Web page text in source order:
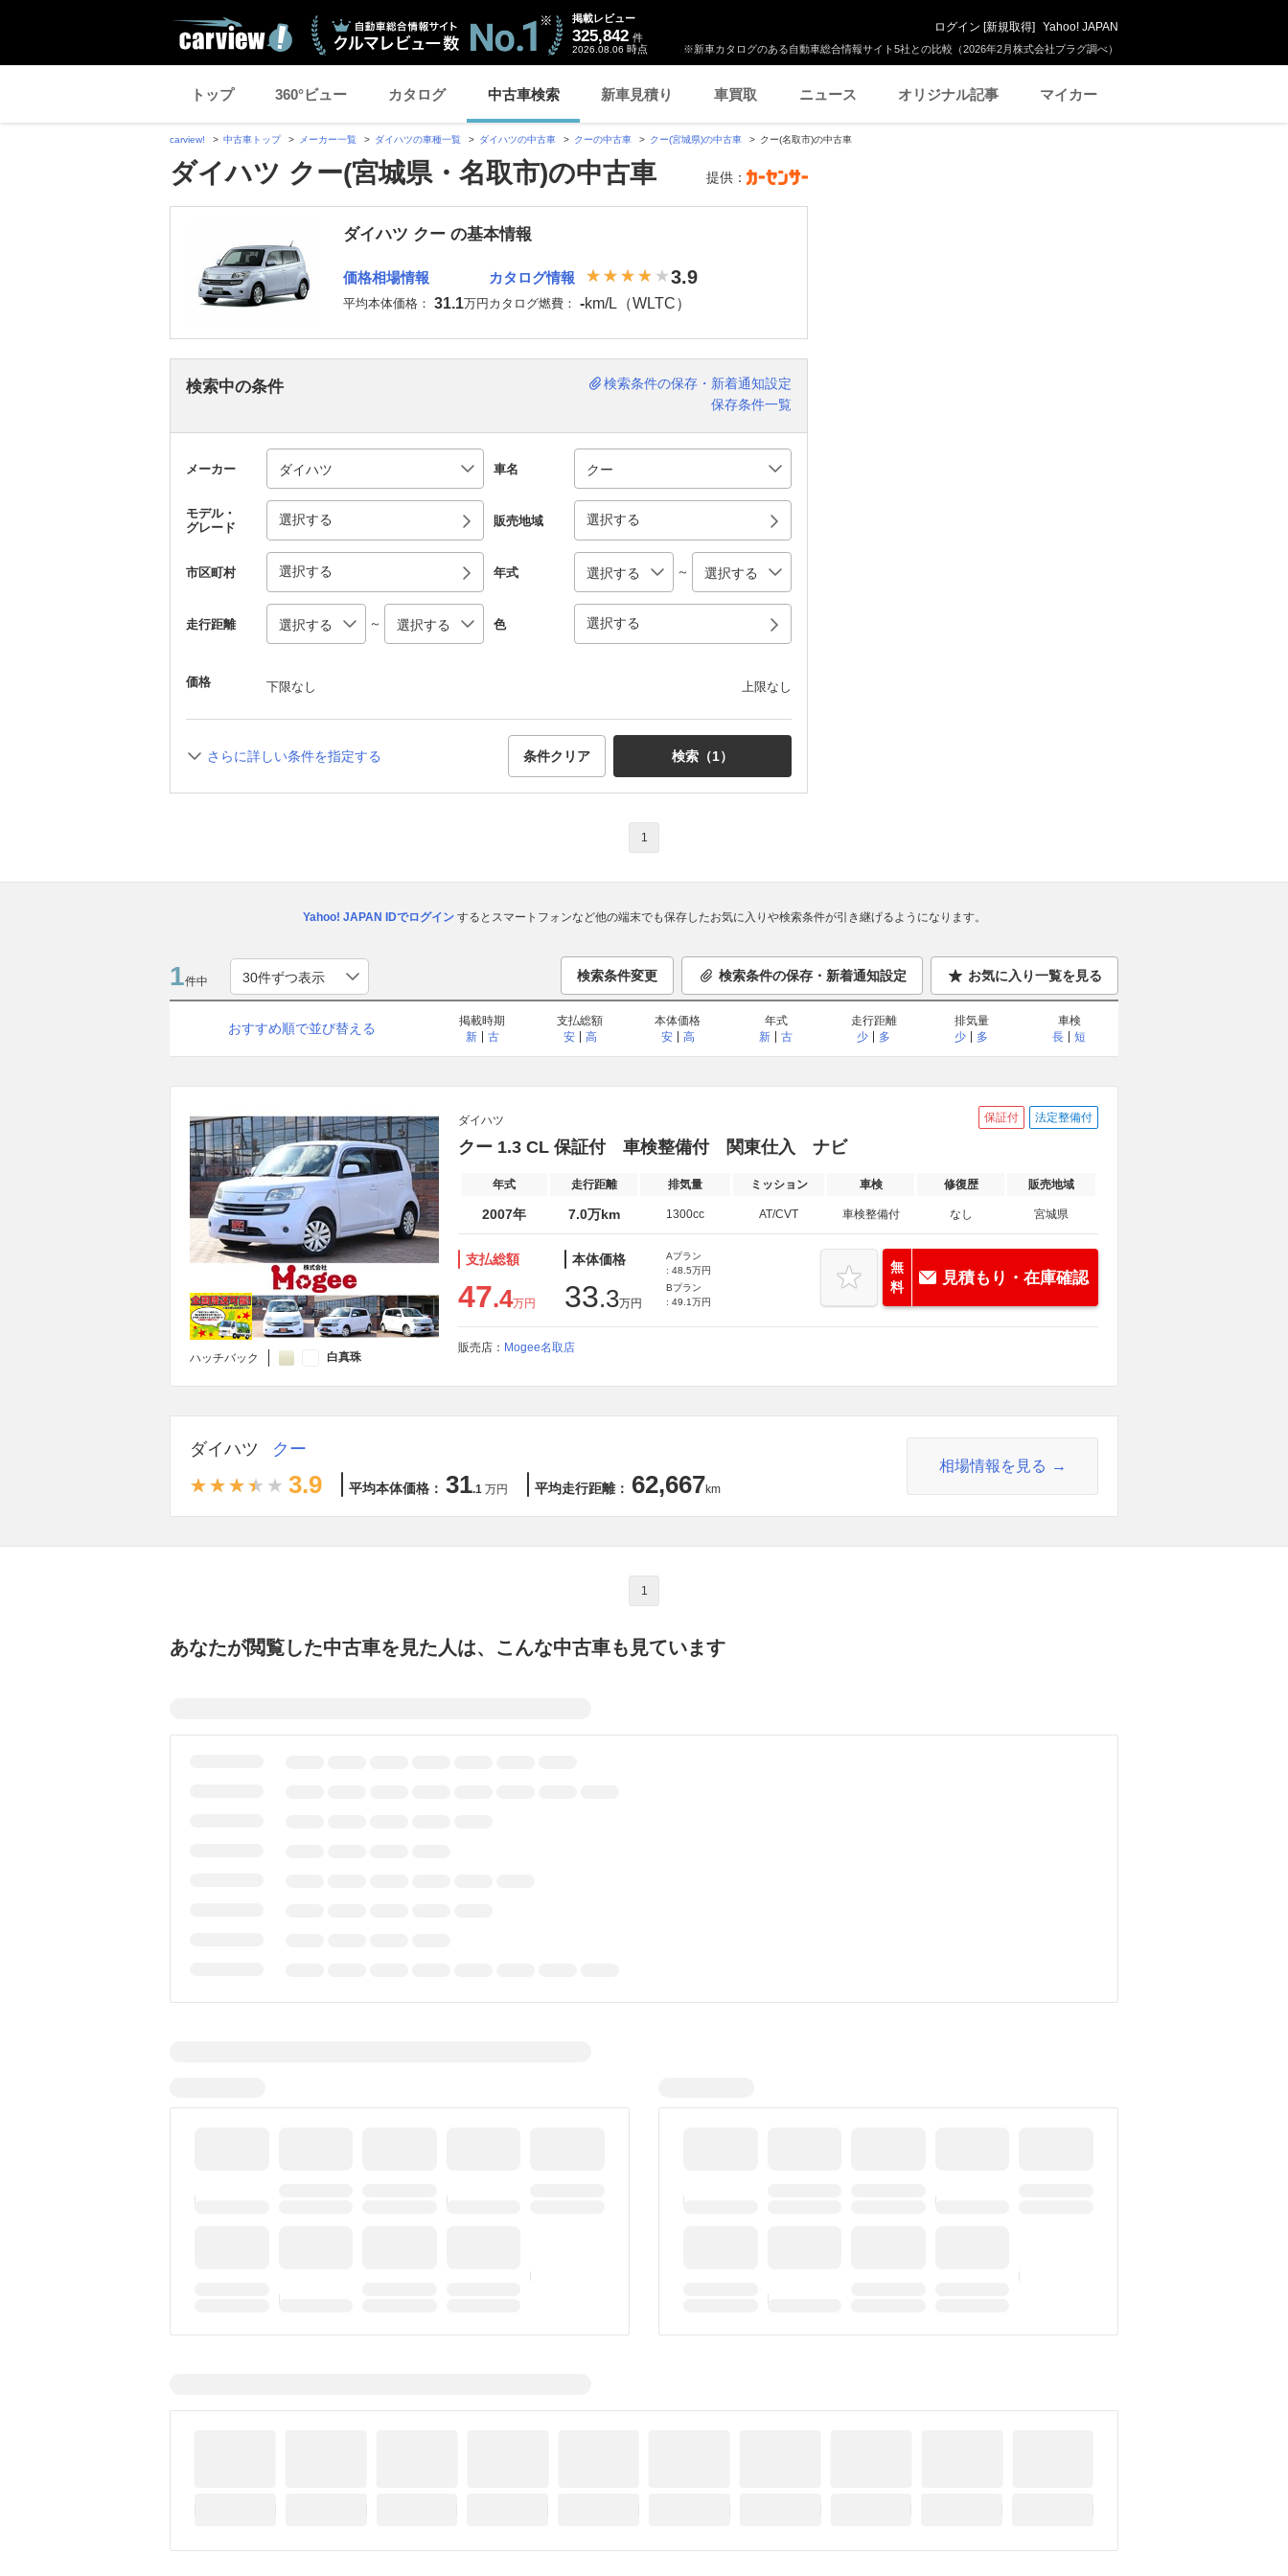
※新車カタログのある自動車総合情報サイト5社との比較（2026年2月株式会社プラグ調べ）
掲載レビュー
325,842 件
2026.08.06 時点
ログイン [新規取得] Yahoo! JAPAN
トップ 360°ビュー カタログ 中古車検索 新車見積り 車買取 ニュース オリジナル記事 マイカー
carview! 中古車トップ メーカー一覧 ダイハツの車種一覧 ダイハツの中古車 クーの中古車 クー(宮城県)の中古車 クー(名取市)の中古車
ダイハツ クー(宮城県・名取市)の中古車 提供：
ダイハツ クー の基本情報
価格相場情報
平均本体価格： 31.1万円
カタログ情報 3.9
カタログ燃費： -km/L（WLTC）
検索中の条件
検索条件の保存・新着通知設定
保存条件一覧
メーカー 車名
モデル・
グレード
選択する 販売地域 選択する
市区町村 選択する 年式 ～
走行距離 ～ 色 選択する
価格 下限なし 上限なし
さらに詳しい条件を指定する 条件クリア 検索（1）
1
Yahoo! JAPAN IDでログインするとスマートフォンなど他の端末でも保存したお気に入りや検索条件が引き継げるようになります。
1件中 検索条件変更 検索条件の保存・新着通知設定 お気に入り一覧を見る
おすすめ順で並び替える
掲載時期
新
古
支払総額
安
高
本体価格
安
高
年式
新
古
走行距離
少
多
排気量
少
多
車検
長
短
ハッチバック 白真珠
ダイハツ 保証付 法定整備付
クー 1.3 CL 保証付 車検整備付 関東仕入 ナビ
年式 走行距離 排気量 ミッション 車検 修復歴 販売地域
2007年 7.0万km 1300cc AT/CVT 車検整備付 なし 宮城県
支払総額
47.4万円
本体価格
33.3万円
Aプラン
: 48.5万円
Bプラン
: 49.1万円
無
料
見積もり・在庫確認
販売店： Mogee名取店
ダイハツ クー
3.9 平均本体価格： 31.1 万円 平均走行距離： 62,667km
相場情報を見る
1
あなたが閲覧した中古車を見た人は、こんな中古車も見ています